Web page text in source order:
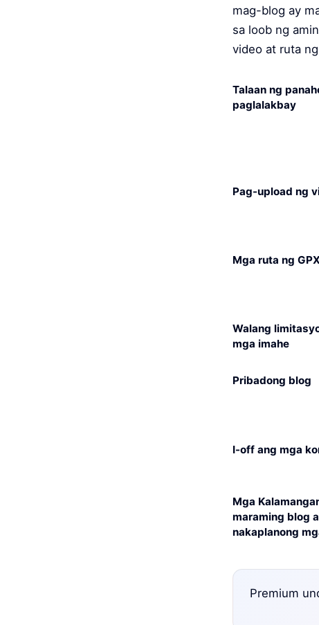
mag-blog ay
sa loob ng
video at ruta ng
Talaan ng
paglalakbay
Pag-upload ng
Mga ruta ng
Walang
mga imahe
Pribadong blog
I-off ang mga
Mga
maraming blog
nakaplanong
Premium